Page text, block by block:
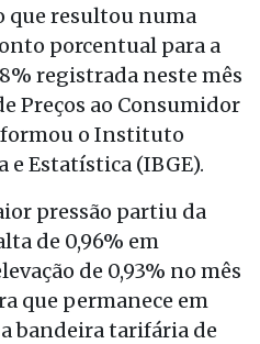
que resultou numa
porcentual para a
registrada neste mês
Preços ao Consumidor
o Instituto
e Estatística (IBGE).
pressão partiu da
de 0,96% em
de 0,93% no mês
que permanece em
bandeira tarifária de